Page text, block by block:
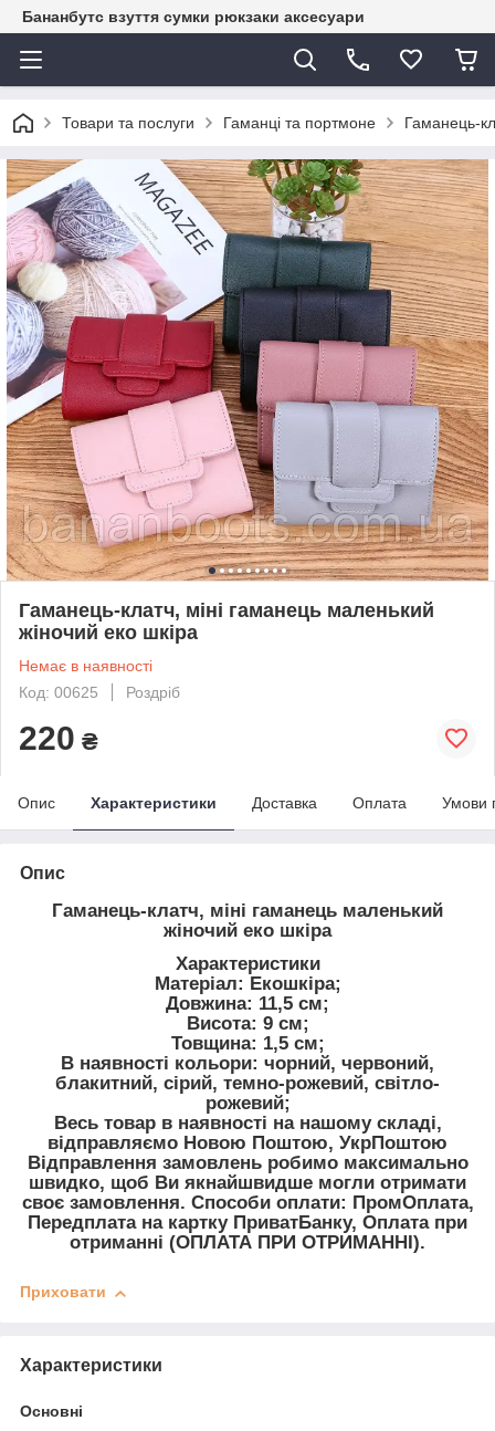
Бананбутс взуття сумки рюкзаки аксесуари
Товари та послуги Гаманці та портмоне Гаманець-
Гаманець-клатч, міні гаманець маленький
жіночий еко шкіра
Немає в наявності
Код: 00625
Роздріб
220 ₴
Опис Характеристики Доставка Оплата Умови
Опис
Гаманець-клатч, міні гаманець маленький
жіночий еко шкіра
Характеристики
Матеріал: Екошкіра;
Довжина: 11,5 см;
Висота: 9 см;
Товщина: 1,5 см;
В наявності кольори: чорний, червоний,
блакитний, сірий, темно-рожевий, світло-
рожевий;
Весь товар в наявності на нашому складі,
відправляємо Новою Поштою, УкрПоштою
Відправлення замовлень робимо максимально
швидко, щоб Ви якнайшвидше могли отримати
своє замовлення. Способи оплати: ПромОплата,
Передплата на картку ПриватБанку, Оплата при
отриманні (ОПЛАТА ПРИ ОТРИМАННІ).
Приховати
Характеристики
Основні